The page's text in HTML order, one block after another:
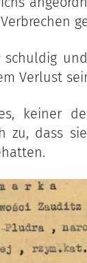
Verlust
keiner
zu, dass